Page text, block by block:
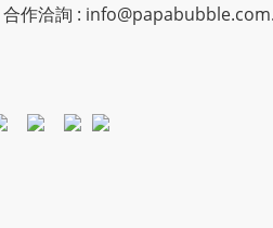
合作洽詢 :